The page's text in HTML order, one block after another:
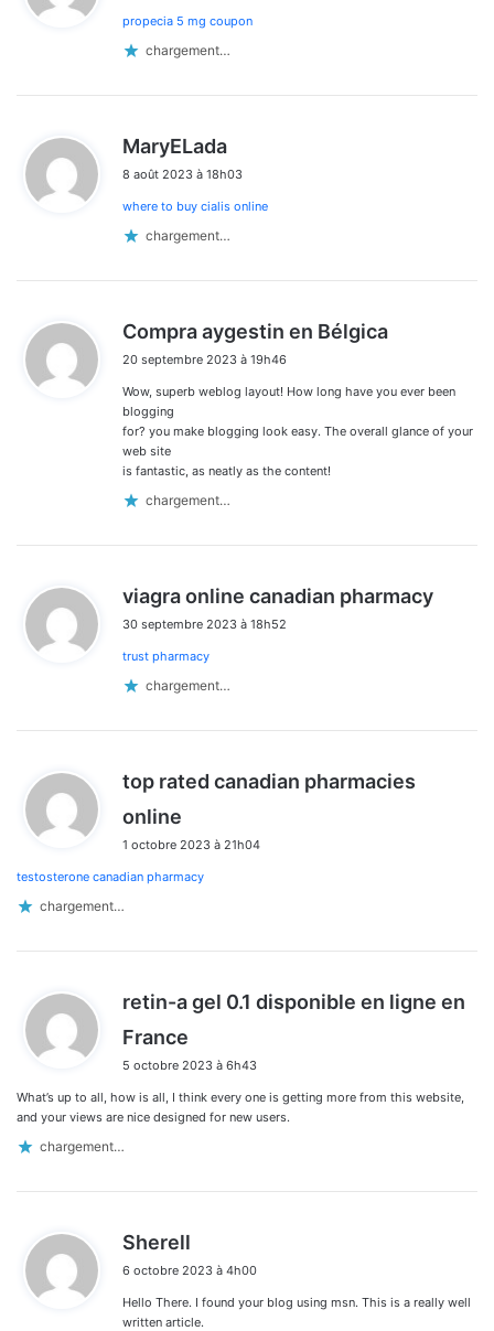
propecia 5 mg coupon
chargement…
MaryELada
t
8 août 2023 à 18h03
where to buy cialis online
chargement…
Compra aygestin en Bélgica
20 septembre 2023 à 19h46
Wow, superb weblog layout! How long have you ever been
blogging
for? you make blogging look easy. The overall glance of your
web site
is fantastic, as neatly as the content!
chargement…
viagra online canadian pharmacy
30 septembre 2023 à 18h52
trust pharmacy
chargement…
top rated canadian pharmacies
online
t
1 octobre 2023 à 21h04
testosterone canadian pharmacy
chargement…
retin-a gel 0.1 disponible en ligne en
France
t
:
5 octobre 2023 à 6h43
What’s up to all, how is all, I think every one is getting more from this website,
and your views are nice designed for new users.
chargement…
Sherell
t
:
6 octobre 2023 à 4h00
Hello There. I found your blog using msn. This is a really well
written article.